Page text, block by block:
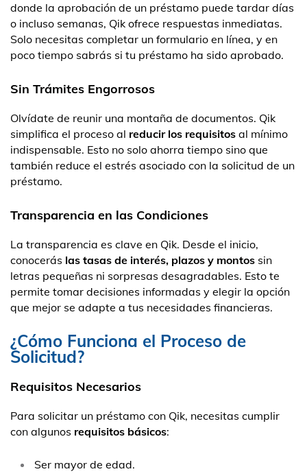
donde la aprobación de un préstamo puede tardar días
o incluso semanas, Qik ofrece respuestas inmediatas.
Solo necesitas completar un formulario en línea, y en
poco tiempo sabrás si tu préstamo ha sido aprobado.
Sin Trámites Engorrosos
Olvídate de reunir una montaña de documentos. Qik
simplifica el proceso al reducir los requisitos al mínimo
indispensable. Esto no solo ahorra tiempo sino que
también reduce el estrés asociado con la solicitud de un
préstamo.
Transparencia en las Condiciones
La transparencia es clave en Qik. Desde el inicio,
conocerás las tasas de interés, plazos y montos sin
letras pequeñas ni sorpresas desagradables. Esto te
permite tomar decisiones informadas y elegir la opción
que mejor se adapte a tus necesidades financieras.
¿Cómo Funciona el Proceso de
Solicitud?
Requisitos Necesarios
Para solicitar un préstamo con Qik, necesitas cumplir
con algunos requisitos básicos:
Ser mayor de edad.